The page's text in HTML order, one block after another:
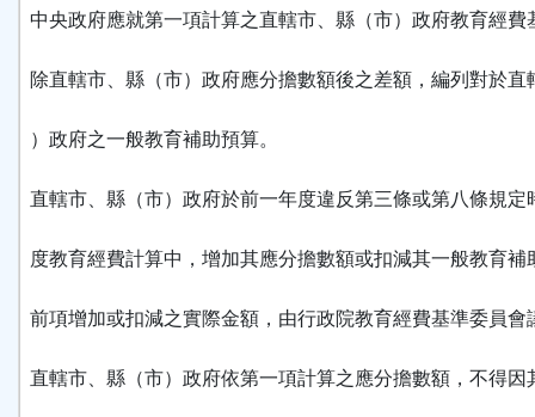
中央政府應就第一項計算之直轄市、縣（市）政府教育經費
除直轄市、縣（市）政府應分擔數額後之差額，編列對於直
）政府之一般教育補助預算。
直轄市、縣（市）政府於前一年度違反第三條或第八條規定
度教育經費計算中，增加其應分擔數額或扣減其一般教育補
前項增加或扣減之實際金額，由行政院教育經費基準委員會
直轄市、縣（市）政府依第一項計算之應分擔數額，不得因